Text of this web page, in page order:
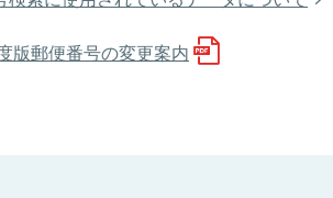
版郵便番号の変更案内